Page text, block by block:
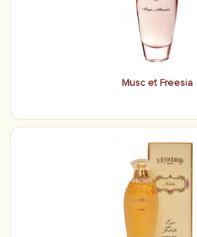
Musc et Freesia